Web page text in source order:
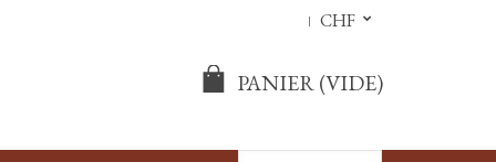
CHF
PANIER(VIDE)